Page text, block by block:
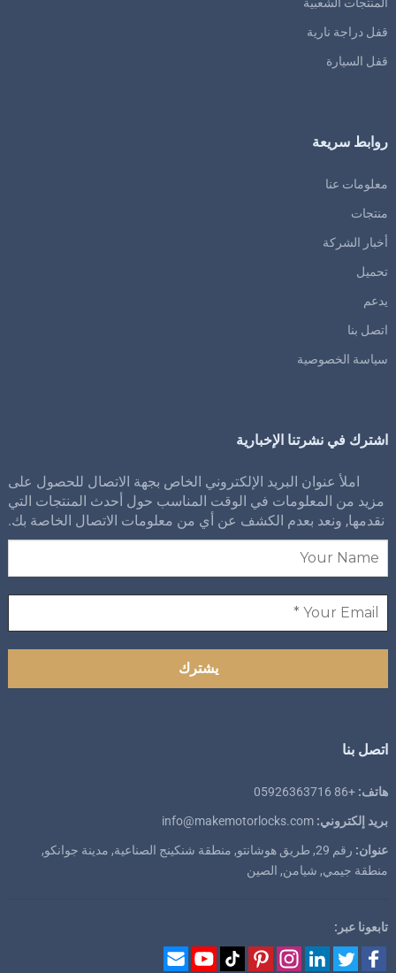
قفل دراجة نارية
قفل السيارة
روابط سريعة
معلومات عنا
منتجات
أخبار الشركة
تحميل
يدعم
اتصل بنا
سياسة الخصوصية
اشترك في نشرتنا الإخبارية
املأ عنوان البريد الإلكتروني الخاص بجهة الاتصال للحصول على
مزيد من المعلومات في الوقت المناسب حول أحدث المنتجات التي
نقدمها, ونعد بعدم الكشف عن أي من معلومات الاتصال الخاصة بك.
اتصل بنا
هاتف: +86 05926363716
بريد إلكتروني: info@makemotorlocks.com
عنوان:
رقم 29, طريق هوشانتو, منطقة شنكينج الصناعية, مدينة جوانكو,
منطقة جيمي, شيامن, الصين
تابعونا عبر: